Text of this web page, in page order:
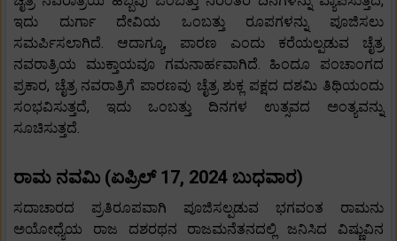
ಇದು ದುರ್ಗಾ ದೇವಿಯ ಒಂಬತ್ತು ರೂಪಗಳನ್ನು ಪೂಜಿಸಲು
ಸಮರ್ಪಿಸಲಾಗಿದೆ. ಆದಾಗ್ಯೂ, ಪಾರಣ ಎಂದು ಕರೆಯಲ್ಪಡುವ ಚೈತ್ರ
ನವರಾತ್ರಿಯ ಮುಕ್ತಾಯವೂ ಗಮನಾರ್ಹವಾಗಿದೆ. ಹಿಂದೂ ಪಂಚಾಂಗದ
ಪ್ರಕಾರ, ಚೈತ್ರ ನವರಾತ್ರಿಗೆ ಪಾರಣವು ಚೈತ್ರ ಶುಕ್ಲ ಪಕ್ಷದ ದಶಮಿ ತಿಥಿಯಂದು
ಸಂಭವಿಸುತ್ತದೆ, ಇದು ಒಂಬತ್ತು ದಿನಗಳ ಉತ್ಸವದ ಅಂತ್ಯವನ್ನು
ಸೂಚಿಸುತ್ತದೆ.
ರಾಮ ನವಮಿ (ಏಪ್ರಿಲ್ 17, 2024 ಬುಧವಾರ)
ಸದಾಚಾರದ ಪ್ರತಿರೂಪವಾಗಿ ಪೂಜಿಸಲ್ಪಡುವ ಭಗವಂತ ರಾಮನು
ಅಯೋಧ್ಯೆಯ ರಾಜ ದಶರಥನ ರಾಜಮನೆತನದಲ್ಲಿ ಜನಿಸಿದ ವಿಷ್ಣುವಿನ